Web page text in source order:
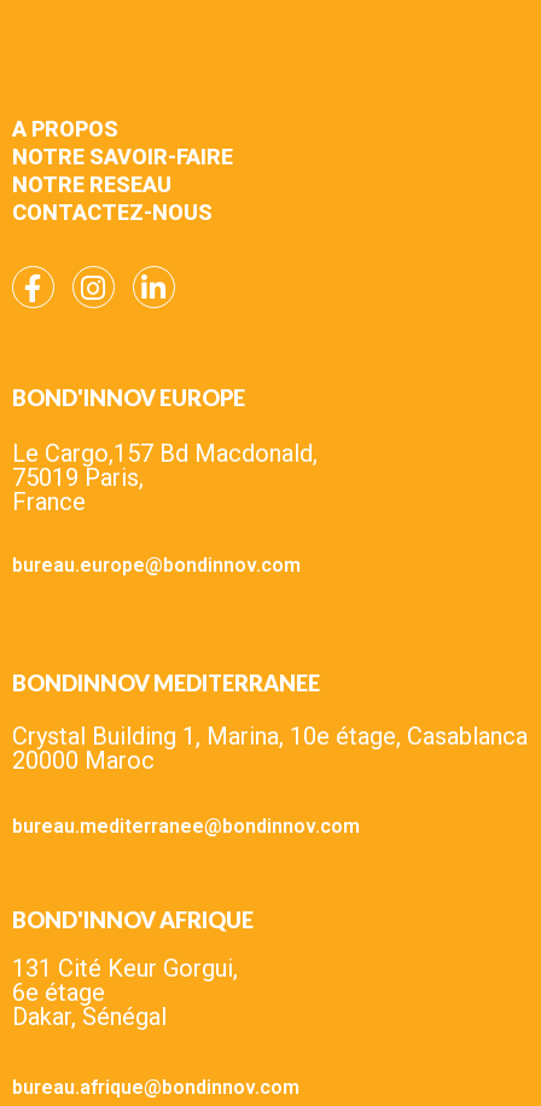
A PROPOS
NOTRE SAVOIR-FAIRE
NOTRE RESEAU
CONTACTEZ-NOUS
BOND'INNOV EUROPE
Le Cargo,157 Bd Macdonald,
75019 Paris,
France
bureau.europe@bondinnov.com
BONDINNOV MEDITERRANEE
Crystal Building 1, Marina, 10e étage, Casablanca
20000 Maroc
bureau.mediterranee@bondinnov.com
BOND'INNOV AFRIQUE
131 Cité Keur Gorgui,
6e étage
Dakar, Sénégal
bureau.afrique@bondinnov.com